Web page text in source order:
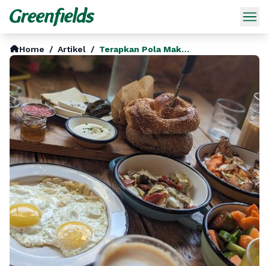
Home / Artikel / Terapkan Pola Makan Sehat Dan Gizi Seimbang Sejak Pagi Hari